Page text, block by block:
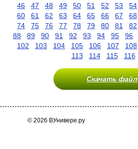
46
47 48 49 50 51 52 53 54
60
61 62 63 64 65 66 67 68
74
75 76 77 78 79 80 81 82
88
89 90 91 92 93 94 95 96
102
103 104 105 106 107 108
113
114 115 116
Скачать файл
© 2026 ВУнивере.ру